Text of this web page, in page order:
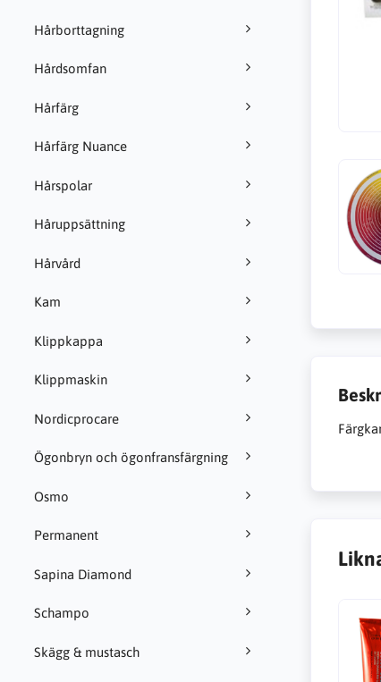
Hårborttagning
Hårdsomfan
Hårfärg
Hårfärg Nuance
Hårspolar
Håruppsättning
Hårvård
Kam
Klippkappa
Klippmaskin
Nordicprocare
Ögonbryn och ögonfransfärgning
Osmo
Permanent
Sapina Diamond
Schampo
Skägg & mustasch